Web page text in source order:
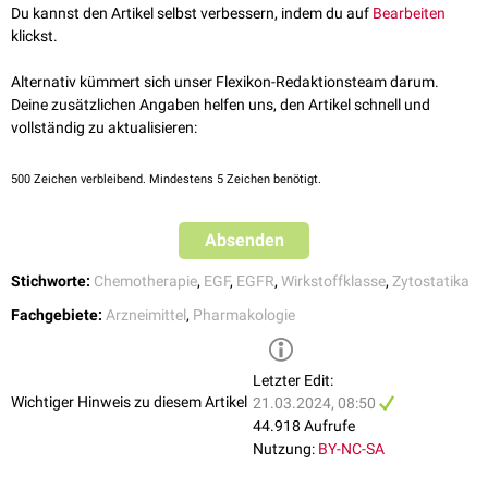
Icotinib
Lazertinib
Aumolertinib
HER2/neu-Inhibitoren
Lapatinib
Tucatinib
Necitumumab
L01FE - Antineoplastische Mittel - Monoklonale Antikörper und
Antikörper-Wirkstoff-Konjugate - EGFR (Epidermaler
Du kannst den Artikel selbst verbessern, indem du auf Bearbeiten
klickst.
Alternativ kümmert sich unser Flexikon-Redaktionsteam darum.
Deine zusätzlichen Angaben helfen uns, den Artikel schnell und
vollständig zu aktualisieren:
500 Zeichen verbleibend. Mindestens 5 Zeichen benötigt.
Absenden
Stichworte: Chemotherapie, EGF, EGFR, Wirkstoffklasse, Zytostatika
Fachgebiete: Arzneimittel, Pharmakologie
Wichtiger Hinweis zu diesem Artikel
Letzter Edit:
21.03.2024, 08:50
44.918 Aufrufe
Nutzung: BY-NC-SA